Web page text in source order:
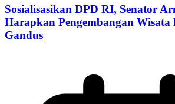
Sosialisasikan DPD RI, Senator
Harapkan Pengembangan
Gandus